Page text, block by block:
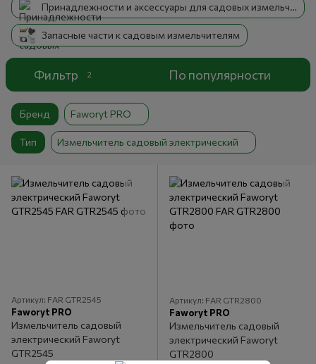
Принадлежности и аксессуары для садовых измельчителей
Запасные части к садовым измельчителям
Фильтр 2 По популярности
Бренд Faworyt PRO
Тип Измельчитель садовый электрический
Артикул: FAR GTR2545
Faworyt PRO
Измельчитель садовый
электрический Faworyt
GTR2545
Артикул: FAR GTR2800
Faworyt PRO
Измельчитель садовый
электрический Faworyt
GTR2800